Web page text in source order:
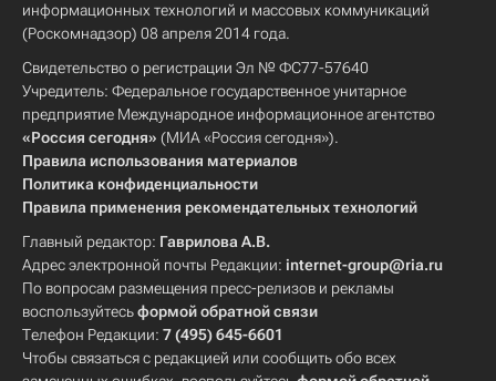
информационных технологий и массовых коммуникаций
(Роскомнадзор) 08 апреля 2014 года.
Свидетельство о регистрации Эл № ФС77-57640
Учредитель: Федеральное государственное унитарное
предприятие Международное информационное агентство
«Россия сегодня» (МИА «Россия сегодня»).
Правила использования материалов
Политика конфиденциальности
Правила применения рекомендательных технологий
Главный редактор: Гаврилова А.В.
Адрес электронной почты Редакции: internet-group@ria.ru
По вопросам размещения пресс-релизов и рекламы
воспользуйтесьформой обратной связи
Телефон Редакции: 7 (495) 645-6601
Чтобы связаться с редакцией или сообщить обо всех